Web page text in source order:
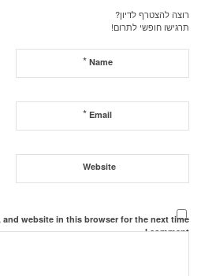
רוצה להצטרף לדיון?
תרגישו חופשי לתרום!
Name
*
Email
*
Website
and website in this browser for the next time
I comment.